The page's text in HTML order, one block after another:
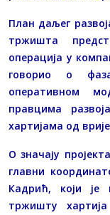
План даљег
тржишта
операција у
говорио о
оперативном
правцима
хартијама од
О значају
главни
Кадрић, који је
тржишту